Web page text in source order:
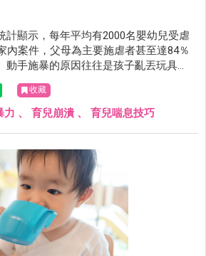
計顯示，每年平均有2000名嬰幼兒受虐
內案件，父母為主要施虐者甚至達84％
動手施暴的原因往往是孩子亂丟玩具、
收藏
力 、 育兒崩潰 、 育兒喘息技巧